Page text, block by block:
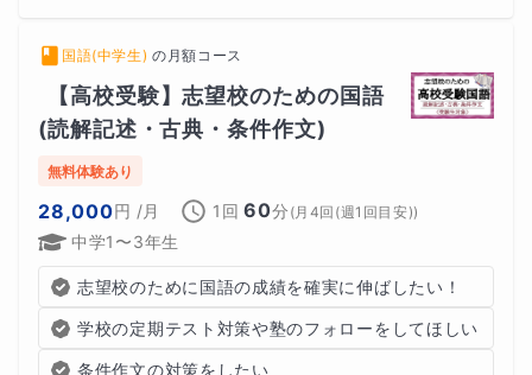
国語(中学生) の 月額コース
【高校受験】志望校のための国語
(読解記述・古典・条件作文)
無料体験あり
28,000円 /月 1回 60分 (月4回(週1回目安))
中学1〜3年生
志望校のために国語の成績を確実に伸ばしたい！
学校の定期テスト対策や塾のフォローをしてほしい
条件作文の対策をしたい